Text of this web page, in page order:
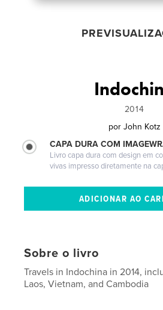
2014
por John Kotz
CAPA DURA COM
Livro capa dura com design em
vivas impresso diretamente na
Sobre o livro
Travels in Indochina in 2014,
Laos, Vietnam, and Cambodia